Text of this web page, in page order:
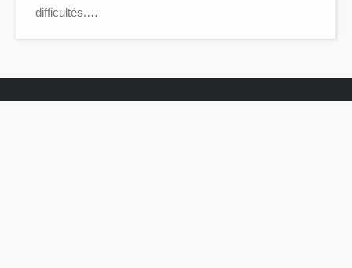
difficultés.…